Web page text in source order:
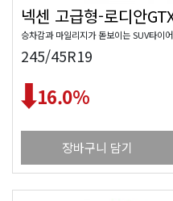
넥센 고급형-로디안
승차감과 마일리지가 돋보이는 SUV타이어
245/45R19
16.0%
장바구니 담기